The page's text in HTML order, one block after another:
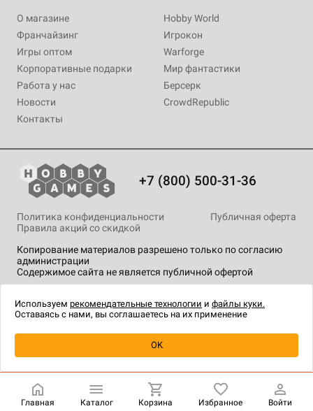
Уведомить о наличии
О магазине
Франчайзинг
Игры оптом
Корпоративные подарки
Работа у нас
Новости
Контакты
Hobby World
Игрокон
Warforge
Мир фантастики
Берсерк
CrowdRepublic
+7 (800) 500-31-36
Копирование материалов разрешено только по согласию
администрации
Содержимое сайта не является публичной офертой
Политика конфиденциальности
Публичная оферта
Правила акций со скидкой
технологии.
Главная Каталог Корзина Избранное Войти
Используем рекомендательные технологии и файлы куки.
Оставаясь с нами, вы соглашаетесь на их применение
OK